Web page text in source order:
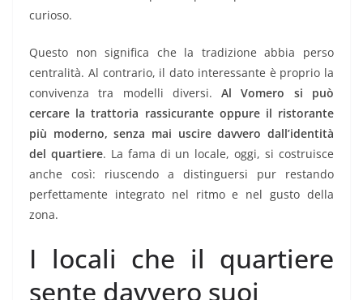
curioso.
Questo non significa che la tradizione abbia perso
centralità. Al contrario, il dato interessante è proprio la
convivenza tra modelli diversi.Al Vomero si può
cercare la trattoria rassicurante oppure il ristorante
più moderno, senza mai uscire davvero dall’identità
del quartiere. La fama di un locale, oggi, si costruisce
anche così: riuscendo a distinguersi pur restando
perfettamente integrato nel ritmo e nel gusto della
zona.
I locali che il quartiere
sente davvero suoi